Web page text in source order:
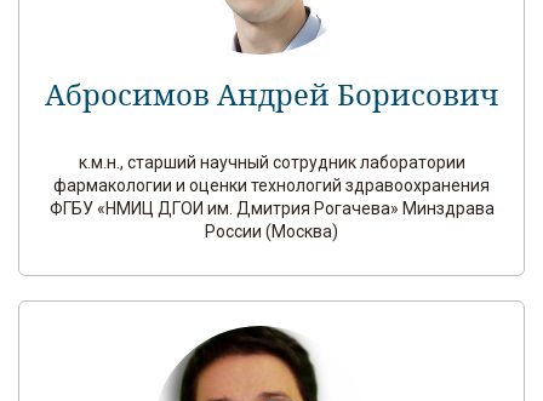
Абросимов Андрей Борисович
к.м.н., старший научный сотрудник лаборатории
фармакологии и оценки технологий здравоохранения
ФГБУ «НМИЦ ДГОИ им. Дмитрия Рогачева» Минздрава
России (Москва)